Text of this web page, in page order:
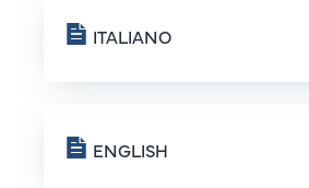
ITALIANO
ENGLISH